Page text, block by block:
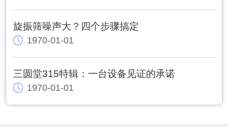
旋振筛噪声大？四个步骤搞定
1970-01-01
三圆堂315特辑：一台设备见证的承诺
1970-01-01